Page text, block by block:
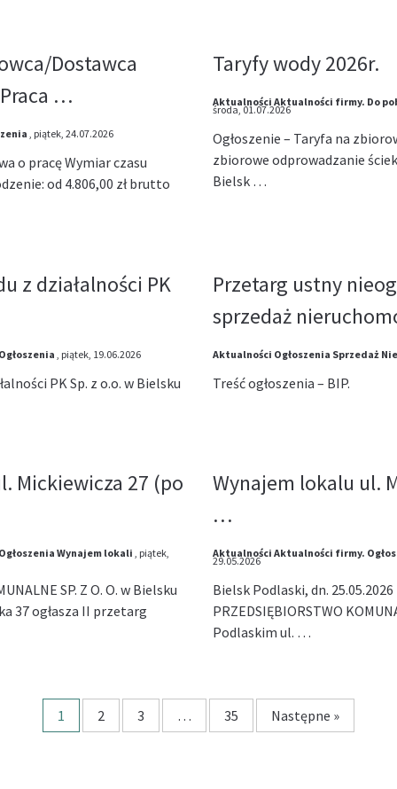
Dostawca
…
, piątek, 24.07.2026
o pracę Wymiar czasu
od 4.806,00 zł brutto
Taryfy wody 2026r.
Aktualności Aktualności firmy. Do
środa, 01.07.2026
Ogłoszenie – Taryfa na
zbiorowe odprowadzanie
Bielsk …
z działalności PK
, piątek, 19.06.2026
PK Sp. z o.o. w Bielsku
Przetarg ustny
sprzedaż
Aktualności Ogłoszenia Sprzedaż
Treść ogłoszenia – BIP.
Mickiewicza 27 (po
Wynajem lokali , piątek,
SP. Z O. O. w Bielsku
37 ogłasza II przetarg
Wynajem lokalu ul.
…
Aktualności Aktualności firmy.
29.05.2026
Bielsk Podlaski, dn. 25.05.2026
PRZEDSIĘBIORSTWO
Podlaskim ul. …
1 2 3 … 35 Następne »